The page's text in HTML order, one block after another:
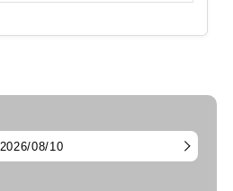
2026/08/10